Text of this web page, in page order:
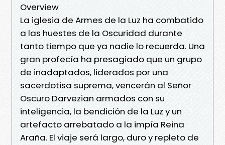
Overview
La iglesia de Armes de la Luz ha combatido
a las huestes de la Oscuridad durante
tanto tiempo que ya nadie lo recuerda. Una
gran profecía ha presagiado que un grupo
de inadaptados, liderados por una
sacerdotisa suprema, vencerán al Señor
Oscuro Darvezian armados con su
inteligencia, la bendición de la Luz y un
artefacto arrebatado a la impía Reina
Araña. El viaje será largo, duro y repleto de